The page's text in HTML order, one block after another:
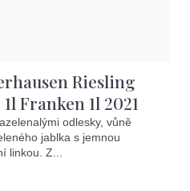
Riesling
Franken 1l 2021
odlesky, vůně
jablka s jemnou
linkou. Z...